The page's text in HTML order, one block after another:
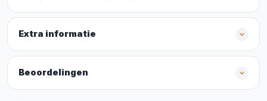
Extra informatie
Beoordelingen